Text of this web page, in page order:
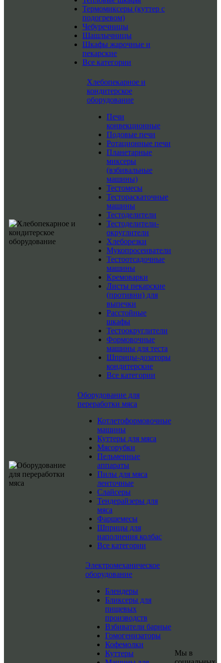
Термомиксеры (куттер с
подогревом)
Чебуречницы
Шашлычницы
Шкафы жарочные и
пекарские
Все категории
Хлебопекарное и
кондитерское
оборудование
Печи
конвекционные
Подовые печи
Ротационные печи
Планетарные
миксеры
(взбивальные
машины)
Тестомесы
Тестораскаточные
машины
Тестоделители
Тестоделители-
округлители
Хлеборезки
Мукопросеиватели
Тестоотсадочные
машины
Кремоварки
Листы пекарские
(противни) для
выпечки
Расстойные
шкафы
Тестоокруглители
Формовочные
машины для теста
Шприцы-дозаторы
кондитерские
Все категории
Оборудование для
переработки мяса
Котлетоформовочные
машины
Куттеры для мяса
Мясорубки
Пельменные
аппараты
Пилы для мяса
ленточные
Слайсеры
Тендерайзеры для
мяса
Фаршемесы
Шприцы для
наполнения колбас
Все категории
Электромеханическое
оборудование
Блендеры
Бликсеры для
пищевых
производств
Взбиватели барные
Гомогенизаторы
Кофемолки
Куттеры
Мы в